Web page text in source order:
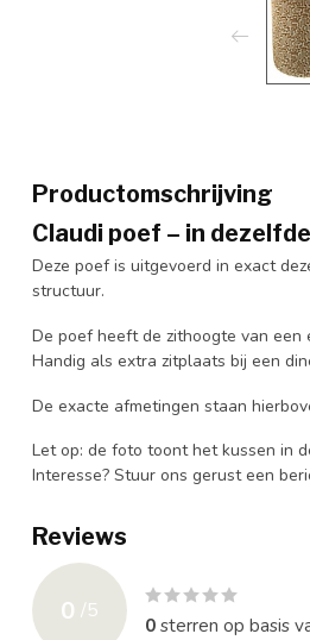
Productomschrijving
Claudi poef – in
Deze poef is uitgevoerd in exact
structuur.
De poef heeft de zithoogte van
Handig als extra zitplaats bij een
De exacte afmetingen staan
Let op: de foto toont het kussen in
Interesse? Stuur ons gerust een
Reviews
0 /5
0sterren op basis